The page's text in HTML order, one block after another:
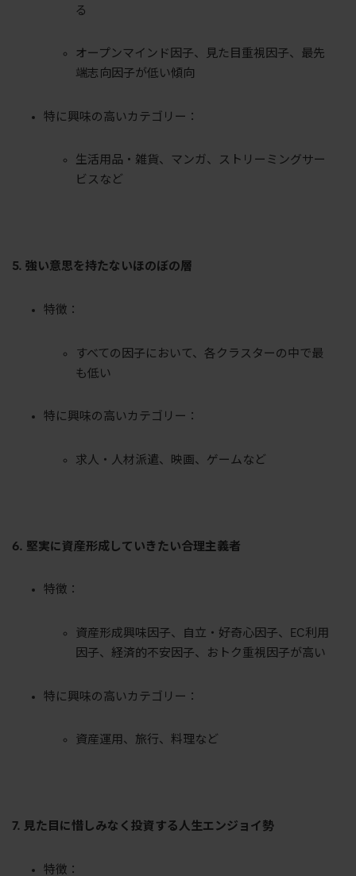
る
オープンマインド因子、見た目重視因子、最先
端志向因子が低い傾向
特に興味の高いカテゴリー：
生活用品・雑貨、マンガ、ストリーミングサー
ビスなど
5. 強い意思を持たないほのぼの層
特徴：
すべての因子において、各クラスターの中で最
も低い
特に興味の高いカテゴリー：
求人・人材派遣、映画、ゲームなど
6. 堅実に資産形成していきたい合理主義者
特徴：
資産形成興味因子、自立・好奇心因子、EC利用
因子、経済的不安因子、おトク重視因子が高い
特に興味の高いカテゴリー：
資産運用、旅行、料理など
7. 見た目に惜しみなく投資する人生エンジョイ勢
特徴：